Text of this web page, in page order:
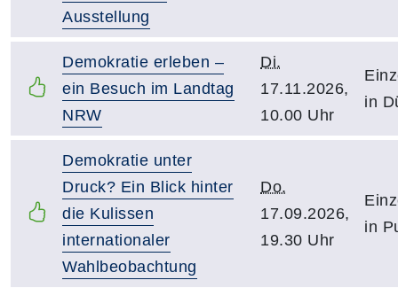
Ausstellung
Demokratie erleben –
ein Besuch im Landtag
NRW
Di.
17.11.2026,
10.00 Uhr
in
Demokratie unter
Druck? Ein Blick hinter
die Kulissen
internationaler
Wahlbeobachtung
Do.
17.09.2026,
19.30 Uhr
in